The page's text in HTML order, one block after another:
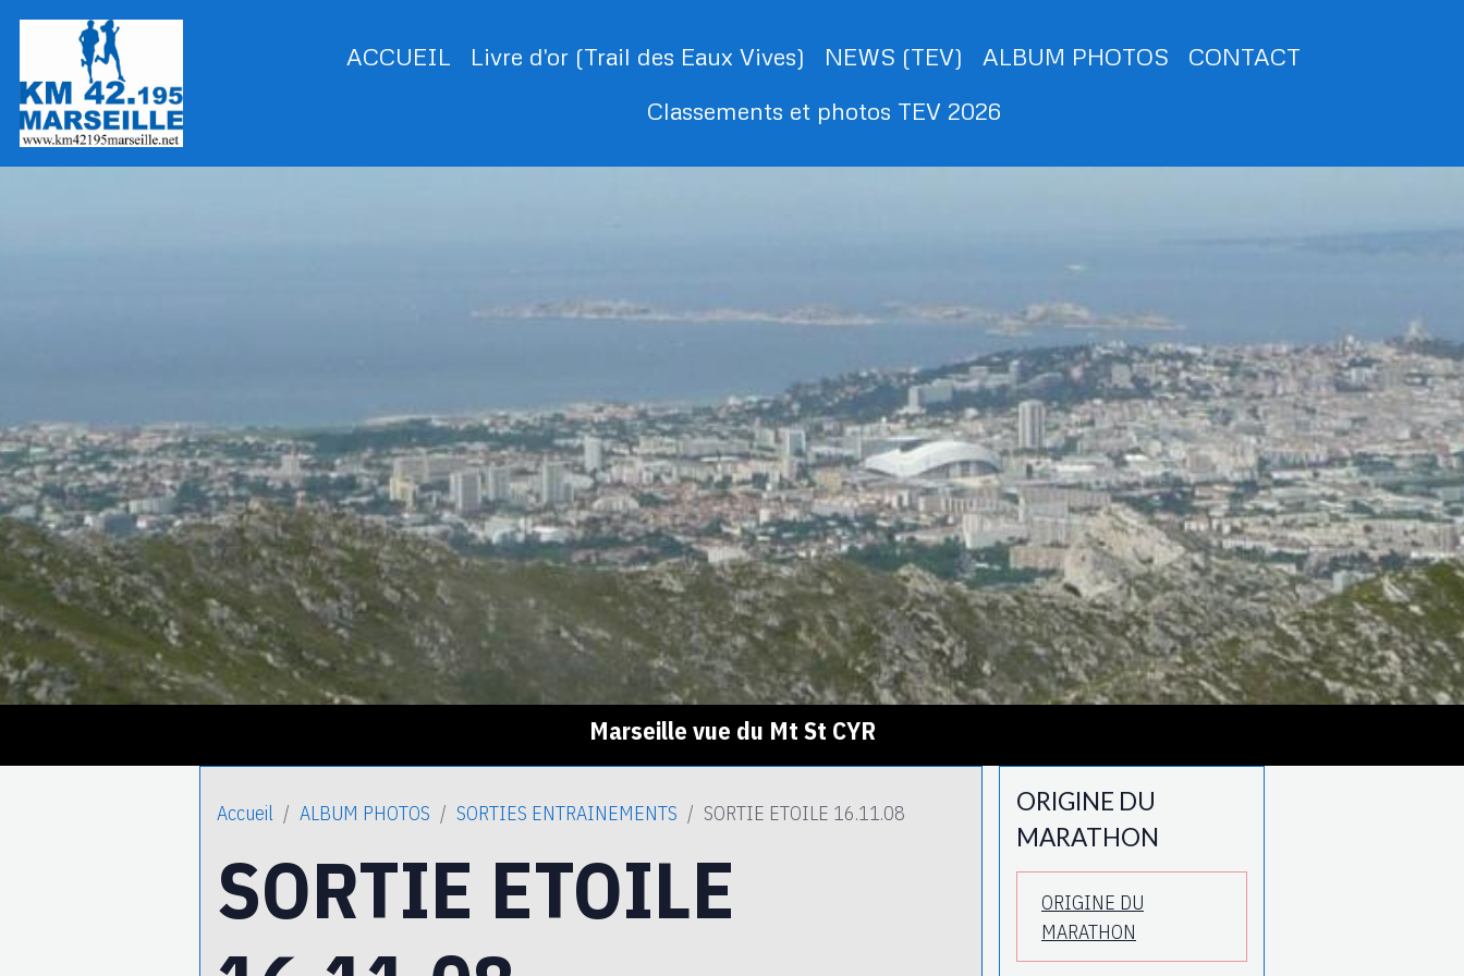
ACCUEIL Livre d'or (Trail des Eaux Vives) NEWS (TEV) ALBUM PHOTOS
CONTACT
Classements et photos TEV 2026
Marseille vue du Mt St CYR
Accueil ALBUM PHOTOS SORTIES ENTRAINEMENTS SORTIE ETOILE 16.11.08
SORTIE ETOILE
ORIGINE DU
MARATHON
ORIGINE DU
MARATHON